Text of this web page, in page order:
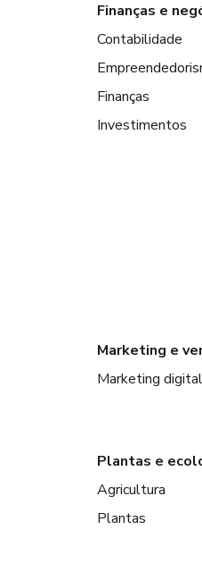
Finanças e
Contabilidade
Finanças
Investimentos
Marketing e
Marketing digital
Plantas e
Agricultura
Plantas